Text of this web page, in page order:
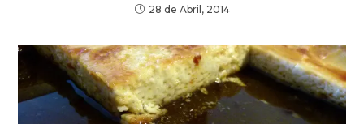
28 de Abril, 2014